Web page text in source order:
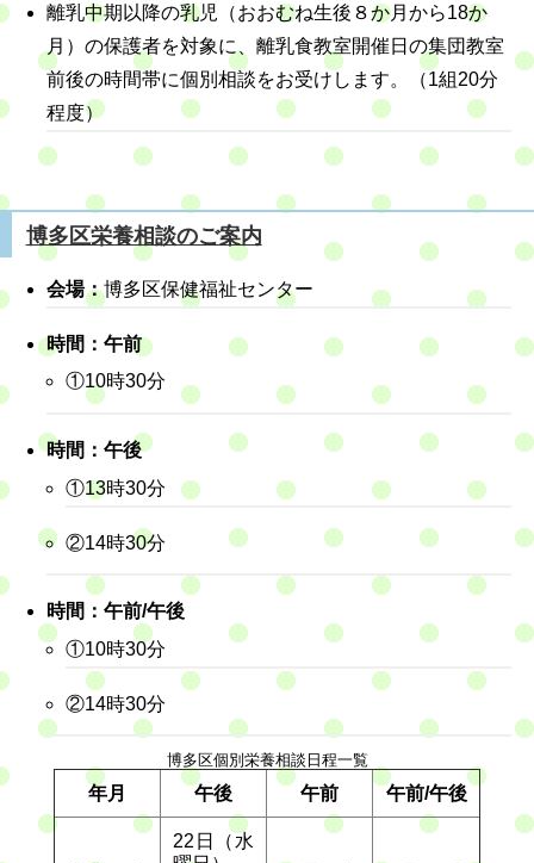
離乳中期以降の乳児（おおむね生後８か月から18か
月）の保護者を対象に、離乳食教室開催日の集団教室
前後の時間帯に個別相談をお受けします。（1組20分
程度）
博多区栄養相談のご案内
会場：博多区保健福祉センター
時間：午前
①10時30分
時間：午後
①13時30分
②14時30分
時間：午前/午後
①10時30分
②14時30分
博多区個別栄養相談日程一覧
年月 午後 午前 午前/午後
22日（水